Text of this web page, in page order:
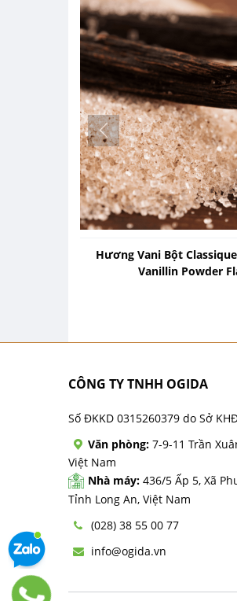
Hương Vani Bột
Vanillin Powder
CÔNG TY TNHH OGIDA
Số ĐKKD 0315260379 do Sở
Văn phòng: 7-9-11 Trần
Việt Nam
Nhà máy: 436/5 Ấp 5, Xã
Tỉnh Long An, Việt Nam
(028) 38 55 00 77
info@ogida.vn